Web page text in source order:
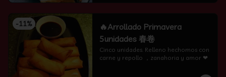
-11%
🔥Arrollado Primavera
5unidades 春卷
Cinco unidades. Relleno hechomos con
carne y repollo ，zanahoria y amor ❤